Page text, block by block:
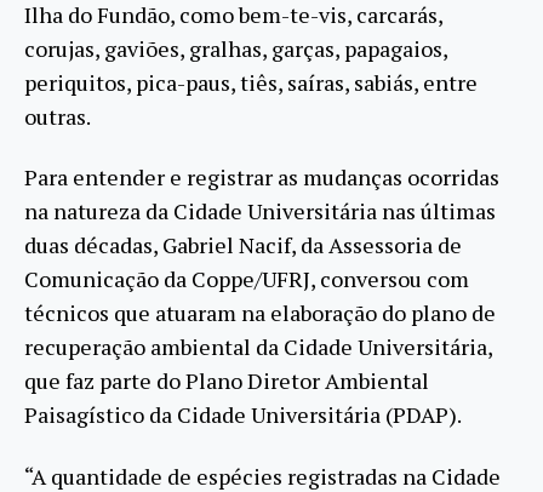
Ilha do Fundão, como bem-te-vis, carcarás,
corujas, gaviões, gralhas, garças, papagaios,
periquitos, pica-paus, tiês, saíras, sabiás, entre
outras.
Para entender e registrar as mudanças ocorridas
na natureza da Cidade Universitária nas últimas
duas décadas, Gabriel Nacif, da Assessoria de
Comunicação da Coppe/UFRJ, conversou com
técnicos que atuaram na elaboração do plano de
recuperação ambiental da Cidade Universitária,
que faz parte do Plano Diretor Ambiental
Paisagístico da Cidade Universitária (PDAP).
“A quantidade de espécies registradas na Cidade